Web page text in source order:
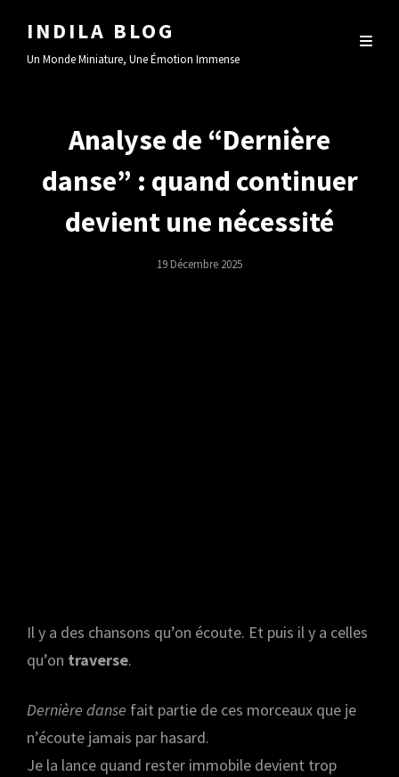
INDILA BLOG
Un Monde Miniature, Une Émotion Immense
Analyse de “Dernière
danse” : quand continuer
devient une nécessité
Posted
19 Décembre 2025
Il y a des chansons qu’on écoute. Et puis il y a celles
qu’on traverse.
Dernière danse fait partie de ces morceaux que je
n’écoute jamais par hasard.
Je la lance quand rester immobile devient trop